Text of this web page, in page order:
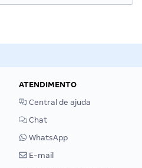
ATENDIMENTO
Central de ajuda
Chat
WhatsApp
E-mail